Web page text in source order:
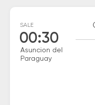
SALE
00:30
Asuncion del
Paraguay